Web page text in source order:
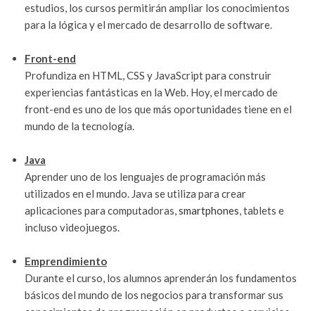
estudios, los cursos permitirán ampliar los conocimientos
para la lógica y el mercado de desarrollo de software.
Front-end
Profundiza en HTML, CSS y JavaScript para construir
experiencias fantásticas en la Web. Hoy, el mercado de
front-end es uno de los que más oportunidades tiene en el
mundo de la tecnología.
Java
Aprender uno de los lenguajes de programación más
utilizados en el mundo. Java se utiliza para crear
aplicaciones para computadoras, smartphones , tablets e
incluso videojuegos.
Emprendimiento
Durante el curso, los alumnos aprenderán los fundamentos
básicos del mundo de los negocios para transformar sus